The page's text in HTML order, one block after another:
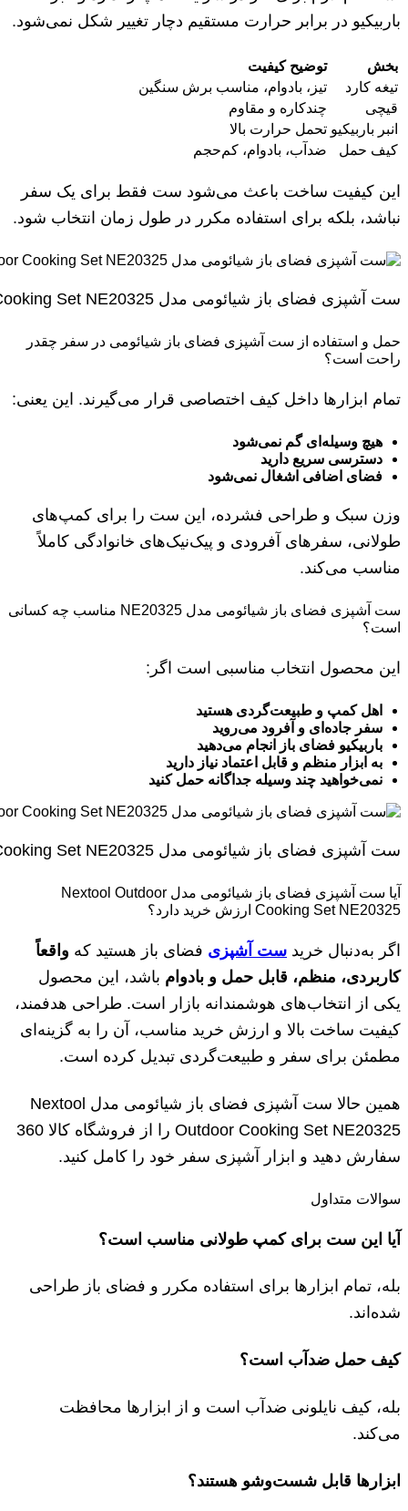
باربیکیو در برابر حرارت مستقیم دچار تغییر شکل نمی‌شود.
بخش
توضیح کیفیت
تیغه کارد
تیز، بادوام، مناسب برش سنگین
قیچی
چندکاره و مقاوم
انبر باربیکیو تحمل حرارت بالا
کیف حمل
ضدآب، بادوام، کم‌حجم
این کیفیت ساخت باعث می‌شود ست فقط برای یک سفر
نباشد، بلکه برای استفاده مکرر در طول زمان انتخاب شود.
ست آشپزی فضای باز شیائومی مدل Nextool Outdoor Cooking Set NE20325
حمل و استفاده از ست آشپزی فضای باز شیائومی در سفر چقدر
راحت است؟
تمام ابزارها داخل کیف اختصاصی قرار می‌گیرند. این یعنی:
هیچ وسیله‌ای گم نمی‌شود
دسترسی سریع دارید
فضای اضافی اشغال نمی‌شود
وزن سبک و طراحی فشرده، این ست را برای کمپ‌های
طولانی، سفرهای آفرودی و پیک‌نیک‌های خانوادگی کاملاً
مناسب می‌کند.
ست آشپزی فضای باز شیائومی مدل NE20325 مناسب چه کسانی
است؟
این محصول انتخاب مناسبی است اگر:
اهل کمپ و طبیعت‌گردی هستید
سفر جاده‌ای و آفرود می‌روید
باربیکیو فضای باز انجام می‌دهید
به ابزار منظم و قابل اعتماد نیاز دارید
نمی‌خواهید چند وسیله جداگانه حمل کنید
ست آشپزی فضای باز شیائومی مدل Nextool Outdoor Cooking Set NE20325
آیا ست آشپزی فضای باز شیائومی مدل Nextool Outdoor
Cooking Set NE20325 ارزش خرید دارد؟
اگر به‌دنبال خرید ست آشپزی فضای باز هستید که واقعاً
کاربردی، منظم، قابل حمل و بادوام باشد، این محصول
یکی از انتخاب‌های هوشمندانه بازار است. طراحی هدفمند،
کیفیت ساخت بالا و ارزش خرید مناسب، آن را به گزینه‌ای
مطمئن برای سفر و طبیعت‌گردی تبدیل کرده است.
همین حالا ست آشپزی فضای باز شیائومی مدل Nextool
Outdoor Cooking Set NE20325 را از فروشگاه کالا 360
سفارش دهید و ابزار آشپزی سفر خود را کامل کنید.
سوالات متداول
آیا این ست برای کمپ طولانی مناسب است؟
بله، تمام ابزارها برای استفاده مکرر و فضای باز طراحی
شده‌اند.
کیف حمل ضدآب است؟
بله، کیف نایلونی ضدآب است و از ابزارها محافظت
می‌کند.
ابزارها قابل شست‌وشو هستند؟